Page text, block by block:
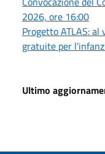
2026, ore 16:00
Progetto ATLAS:
gratuite per
Ultimo